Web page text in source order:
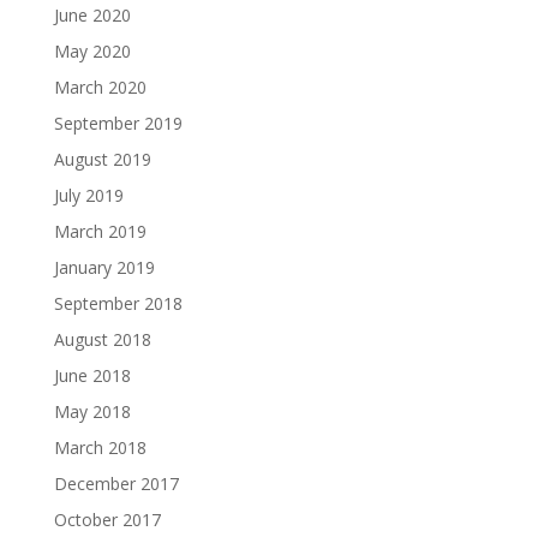
June 2020
May 2020
March 2020
September 2019
August 2019
July 2019
March 2019
January 2019
September 2018
August 2018
June 2018
May 2018
March 2018
December 2017
October 2017